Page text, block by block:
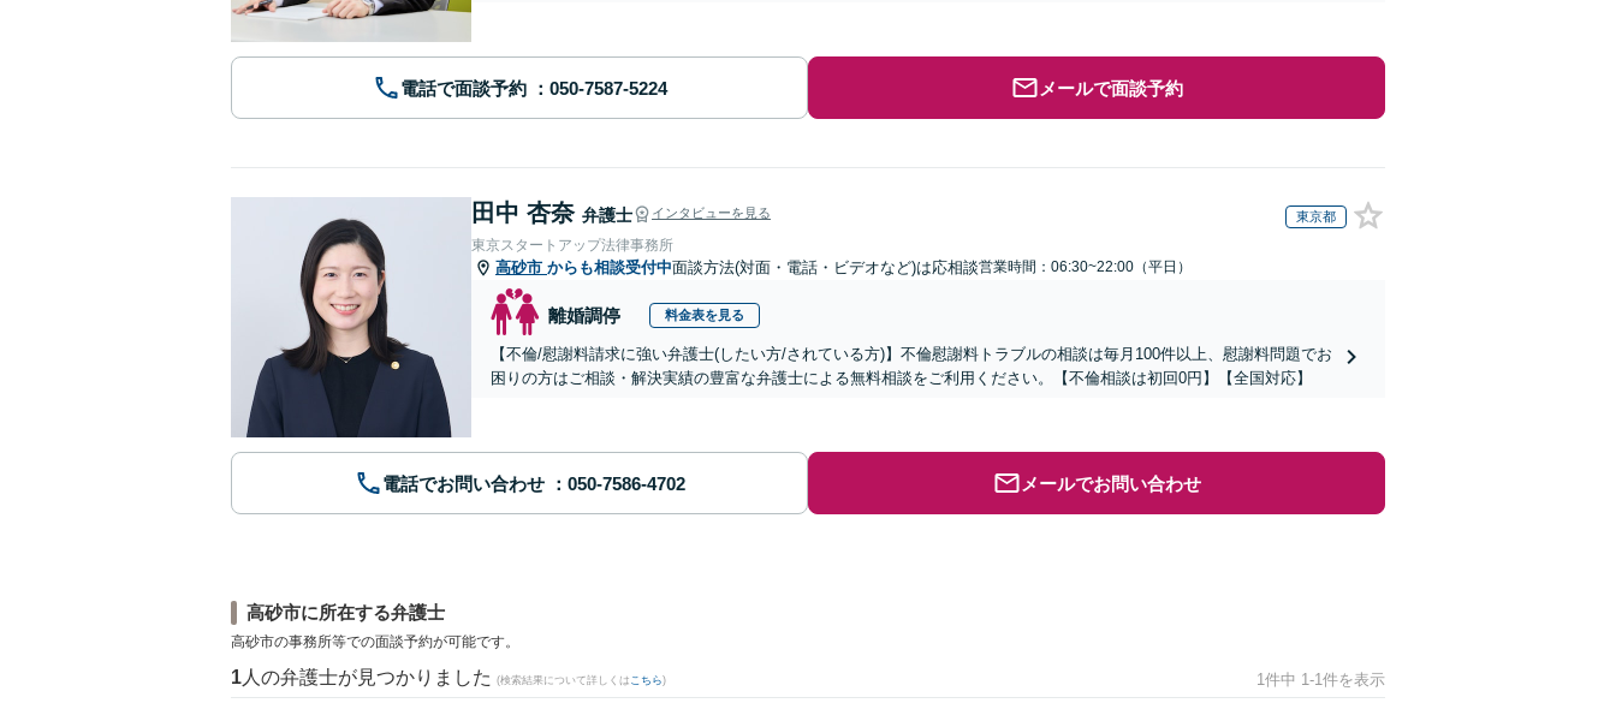
電話で面談予約 メールで面談予約
田中 杏奈 弁護士 インタビューを見る 東京都
東京スタートアップ法律事務所
高砂市 からも相談受付中面談方法(対面・電話・ビデオなど)は応相談営業時間：06:30~22:00（平日）
離婚調停 料金表を見る
【不倫/慰謝料請求に強い弁護士(したい方/されている方)】不倫慰謝料トラブルの相談は毎月100件以上、慰謝料問題でお
困りの方はご相談・解決実績の豊富な弁護士による無料相談をご利用ください。【不倫相談は初回0円】【全国対応】
電話でお問い合わせ メールでお問い合わせ
高砂市に所在する弁護士
高砂市の事務所等での面談予約が可能です。
1 人の弁護士が見つかりました (検索結果について詳しくは こちら) 1件中 1-1件を表示